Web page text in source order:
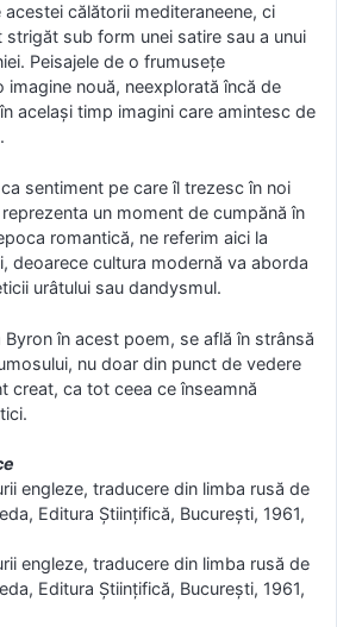
călătorii mediteraneene, ci
strigăt sub form unei satire sau a unui
Peisajele de o frumuseţe
imagine nouă, neexplorată încă de
acelaşi timp imagini care amintesc de
sentiment pe care îl trezesc în noi
un moment de cumpănă în
romantică, ne referim aici la
deoarece cultura modernă va aborda
urâtului sau dandysmul.
în acest poem, se află în strânsă
nu doar din punct de vedere
creat, ca tot ceea ce înseamnă
engleze, traducere din limba rusă de
Editura Ştiinţifică, Bucureşti, 1961,
engleze, traducere din limba rusă de
Editura Ştiinţifică, Bucureşti, 1961,